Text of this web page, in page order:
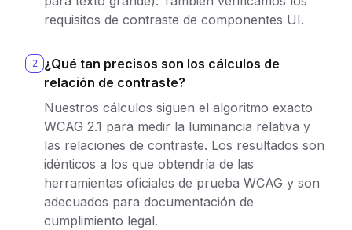
requisitos de contraste de componentes UI.
2
¿Qué tan precisos son los cálculos de
relación de contraste?
Nuestros cálculos siguen el algoritmo exacto
WCAG 2.1 para medir la luminancia relativa y
las relaciones de contraste. Los resultados son
idénticos a los que obtendría de las
herramientas oficiales de prueba WCAG y son
adecuados para documentación de
cumplimiento legal.